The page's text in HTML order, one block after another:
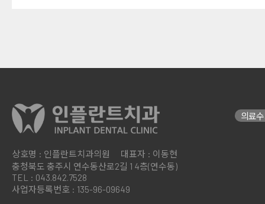
상호명 : 인플란트치과의원
대표자 : 이동현
충청북도 충주시 연수동산로2길 1 4층(연수동)
TEL : 043.842.7528
사업자등록번호 : 135-96-09649
의료